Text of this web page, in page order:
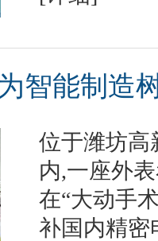
智能制造
位于潍坊高
内,一座外
在“大动手
补国内精密